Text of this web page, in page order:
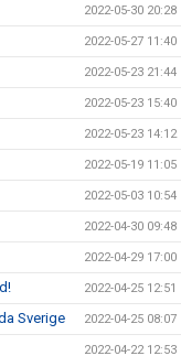
2022-05-30 20:28
2022-05-27 11:40
2022-05-23 21:44
2022-05-23 15:40
2022-05-23 14:12
2022-05-19 11:05
2022-05-03 10:54
2022-04-30 09:48
2022-04-29 17:00
2022-04-25 12:51
Sverige 2022-04-25 08:07
2022-04-22 12:53